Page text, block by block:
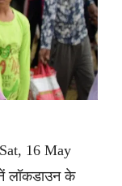
16 May
लॉकडाउन के